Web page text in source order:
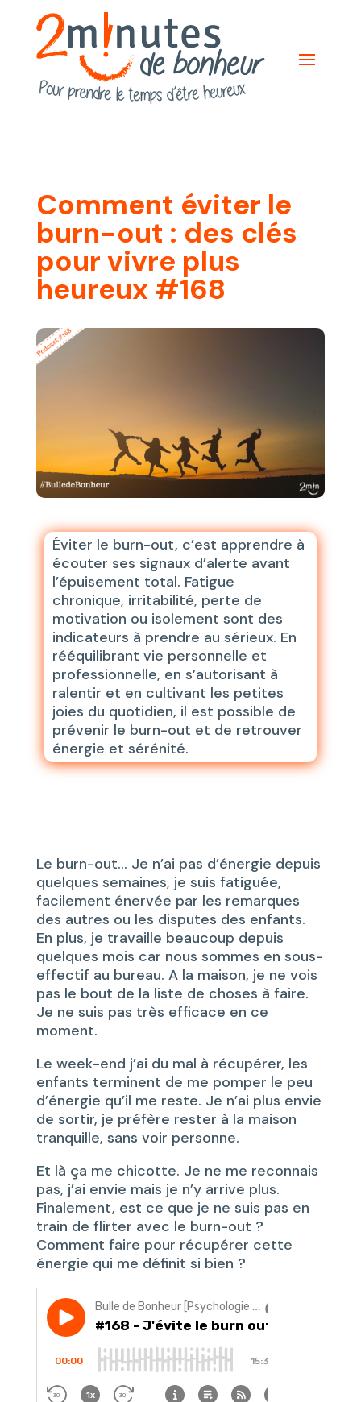
Comment éviter le
burn-out : des clés
pour vivre plus
heureux #168
Éviter le burn-out, c’est apprendre à
écouter ses signaux d’alerte avant
l’épuisement total. Fatigue
chronique, irritabilité, perte de
motivation ou isolement sont des
indicateurs à prendre au sérieux. En
rééquilibrant vie personnelle et
professionnelle, en s’autorisant à
ralentir et en cultivant les petites
joies du quotidien, il est possible de
prévenir le burn-out et de retrouver
énergie et sérénité.
Le burn-out… Je n’ai pas d’énergie depuis
quelques semaines, je suis fatiguée,
facilement énervée par les remarques
des autres ou les disputes des enfants.
En plus, je travaille beaucoup depuis
quelques mois car nous sommes en sous-
effectif au bureau. A la maison, je ne vois
pas le bout de la liste de choses à faire.
Je ne suis pas très efficace en ce
moment.
Le week-end j’ai du mal à récupérer, les
enfants terminent de me pomper le peu
d’énergie qu’il me reste. Je n’ai plus envie
de sortir, je préfère rester à la maison
tranquille, sans voir personne.
Et là ça me chicotte. Je ne me reconnais
pas, j’ai envie mais je n’y arrive plus.
Finalement, est ce que je ne suis pas en
train de flirter avec le burn-out ?
Comment faire pour récupérer cette
énergie qui me définit si bien ?